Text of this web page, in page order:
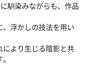
馴染みながらも、作品
浮かしの技法を用い
より生じる陰影と共